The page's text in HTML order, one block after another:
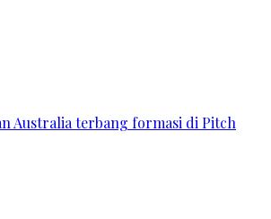
Australia terbang formasi di Pitch